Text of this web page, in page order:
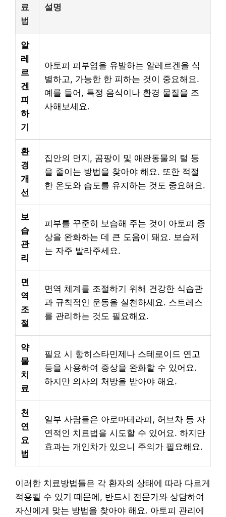
료
법
설명
알
레
르
겐
피
하
기
아토피 피부염을 유발하는 알레르겐을 식
별하고, 가능한 한 피하는 것이 중요해요.
예를 들어, 특정 음식이나 환경 물질을 조
사해보세요.
환
경
개
선
집안의 먼지, 곰팡이 및 애완동물의 털 등
을 줄이는 방법을 찾아야 해요. 또한 적절
한 온도와 습도를 유지하는 것도 중요해요.
보
습
관
리
피부를 꾸준히 보습해 주는 것이 아토피 증
상을 완화하는 데 큰 도움이 돼요. 보습제
는 자주 발라주세요.
면
역
조
절
면역 체계를 조절하기 위해 건강한 식습관
과 규칙적인 운동을 실천하세요. 스트레스
를 관리하는 것도 필요해요.
약
물
치
료
필요 시 항히스타민제나 스테로이드 연고
등을 사용하여 증상을 완화할 수 있어요.
하지만 의사의 처방을 받아야 해요.
천
연
요
법
일부 사람들은 아로마테라피, 허브차 등 자
연적인 치료법을 시도할 수 있어요. 하지만
효과는 개인차가 있으니 주의가 필요해요.
이러한 치료방법들은 각 환자의 상태에 따라 다르게
적용될 수 있기 때문에, 반드시 전문가와 상담하여
자신에게 맞는 방법을 찾아야 해요. 아토피 관리에